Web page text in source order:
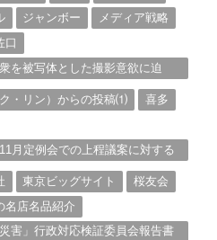
ジャンボー
メディア戦略
口
を被写体とした撮影意欲に迫
・リン）からの投稿⑴
喜多
月定例会での上程議案に対する
東京ビッグサイト
桜友会
名店名品紹介
害」行政対応検証委員会報告書